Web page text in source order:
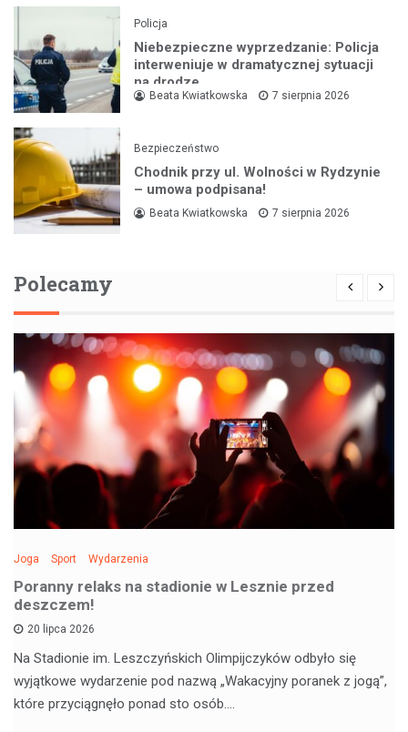
Policja
Niebezpieczne wyprzedzanie: Policja
interweniuje w dramatycznej sytuacji
na drodze
Beata Kwiatkowska 7 sierpnia 2026
Bezpieczeństwo
Chodnik przy ul. Wolności w Rydzynie
– umowa podpisana!
Beata Kwiatkowska 7 sierpnia 2026
Polecamy
Joga Sport Wydarzenia
Poranny relaks na stadionie w Lesznie przed
deszczem!
20 lipca 2026
Na Stadionie im. Leszczyńskich Olimpijczyków odbyło się
wyjątkowe wydarzenie pod nazwą „Wakacyjny poranek z jogą”,
które przyciągnęło ponad sto osób.…